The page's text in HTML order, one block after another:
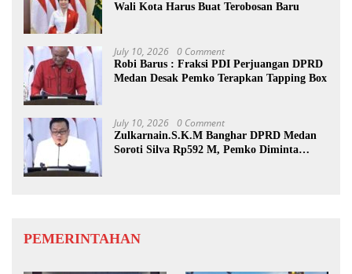
Wali Kota Harus Buat Terobosan Baru
July 10, 2026 0 Comment
Robi Barus : Fraksi PDI Perjuangan DPRD
Medan Desak Pemko Terapkan Tapping Box
July 10, 2026 0 Comment
Zulkarnain.S.K.M Banghar DPRD Medan
Soroti Silva Rp592 M, Pemko Diminta
PEMERINTAHAN